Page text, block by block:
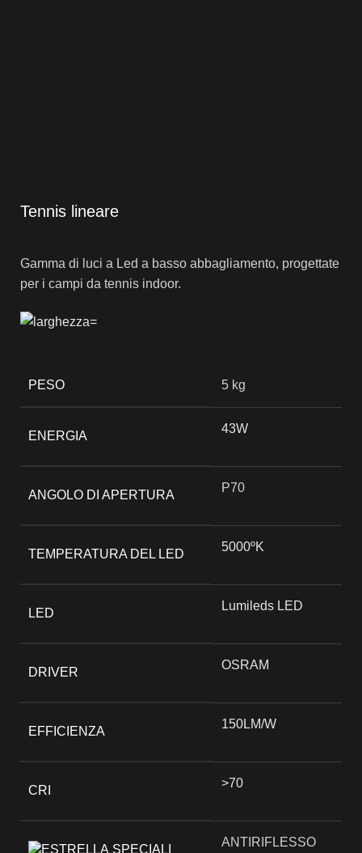
Tennis lineare
Gamma di luci a Led a basso abbagliamento, progettate
per i campi da tennis indoor.
PESO 5 kg
ENERGIA
43W
ANGOLO DI APERTURA
P70
TEMPERATURA DEL LED
5000ºK
LED
Lumileds LED
DRIVER
OSRAM
EFFICIENZA
150LM/W
CRI
>70
SPECIALI
ANTIRIFLESSO